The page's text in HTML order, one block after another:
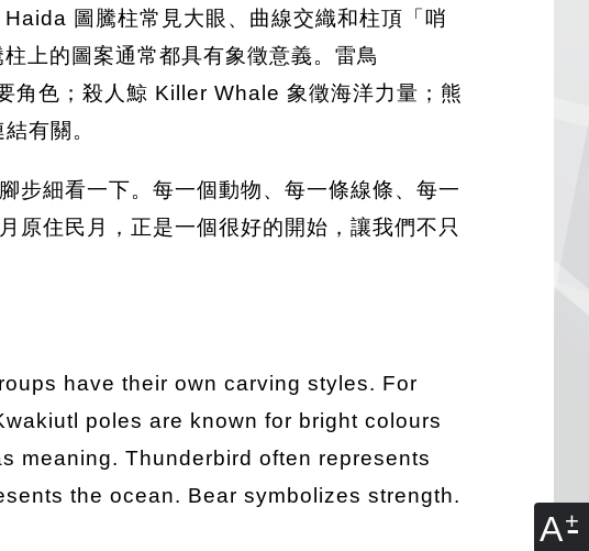
A
圖騰柱常見大眼、曲線交織和柱頂「哨
上的圖案通常都具有象徵意義。雷鳥
角色；殺人鯨 Killer Whale 象徵海洋力量；熊
有關。
步細看一下。每一個動物、每一條線條、每一
原住民月，正是一個很好的開始，讓我們不只
have their own carving styles. For
poles are known for bright colours
meaning. Thunderbird often represents
the ocean. Bear symbolizes strength.